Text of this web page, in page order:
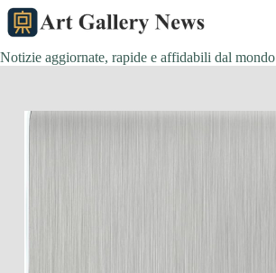
Salta
contenuto
Notizie aggiornate, rapide e affidabili dal mondo